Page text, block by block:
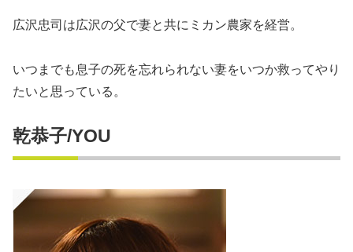
広沢忠司は広沢の父で妻と共にミカン農家を経営。
いつまでも息子の死を忘れられない妻をいつか救ってやり
たいと思っている。
乾恭子/YOU